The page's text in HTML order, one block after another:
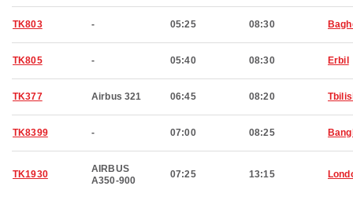
TK803 - 05:25 08:30
TK805 - 05:40 08:30 Erbil
TK377 Airbus 321 06:45 08:20
TK8399 - 07:00 08:25
TK1930
AIRBUS
A350-900
07:25 13:15